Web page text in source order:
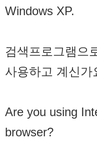
Windows XP.
검색프로그램으
사용하고 계신가
Are you using
browser?